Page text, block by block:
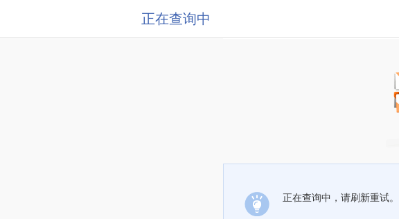
正在查询中
正在查询中，请刷新重试。